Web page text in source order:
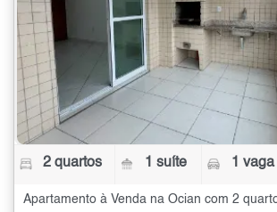
2 quartos 1 suíte 1 vaga
Apartamento à Venda na Ocian com 2